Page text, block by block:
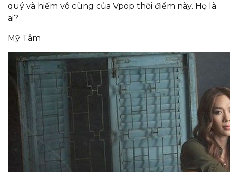
quý và hiếm vô cùng của Vpop thời điểm này. Họ là
ai?
Mỹ Tâm